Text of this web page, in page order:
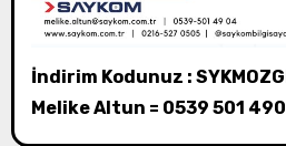
İndirim Kodunuz :
Melike Altun = 0539 501